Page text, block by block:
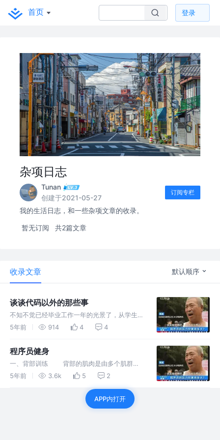
首页 登录
杂项日志
Tunan
创建于2021-05-27
订阅专栏
我的生活日志，和一些杂项文章的收录。
暂无订阅 共2篇文章
收录文章 默认顺序
谈谈代码以外的那些事
不知不觉已经毕业工作一年的光景了，从学生到
一名真正的程序员，身份的转变无疑给生活带来
活环境的转变、身体的变化……
5年前 914 4 4
程序员健身
一、背部训练 背部的肌肉是由多个肌群组
成的，一般很难通过一个动作做到训练整个背部
群需要考虑。由此出发，制定一个专门针对整个
背部的训练计划，从而达到训练整个
5年前 3.6k 5 2
APP内打开